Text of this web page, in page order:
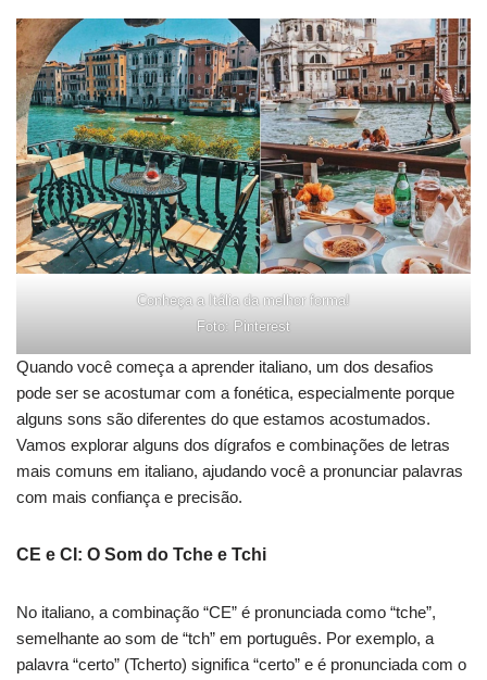
Conheça a Itália da melhor forma!
Foto: Pinterest
Quando você começa a aprender italiano, um dos desafios
pode ser se acostumar com a fonética, especialmente porque
alguns sons são diferentes do que estamos acostumados.
Vamos explorar alguns dos dígrafos e combinações de letras
mais comuns em italiano, ajudando você a pronunciar palavras
com mais confiança e precisão.
CE e CI: O Som do Tche e Tchi
No italiano, a combinação “CE” é pronunciada como “tche”,
semelhante ao som de “tch” em português. Por exemplo, a
palavra “certo” (Tcherto) significa “certo” e é pronunciada com o